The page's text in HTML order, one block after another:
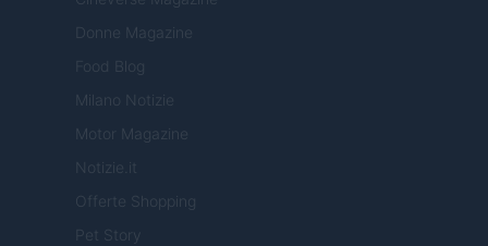
Donne Magazine
Food Blog
Milano Notizie
Motor Magazine
Notizie.it
Offerte Shopping
Pet Story